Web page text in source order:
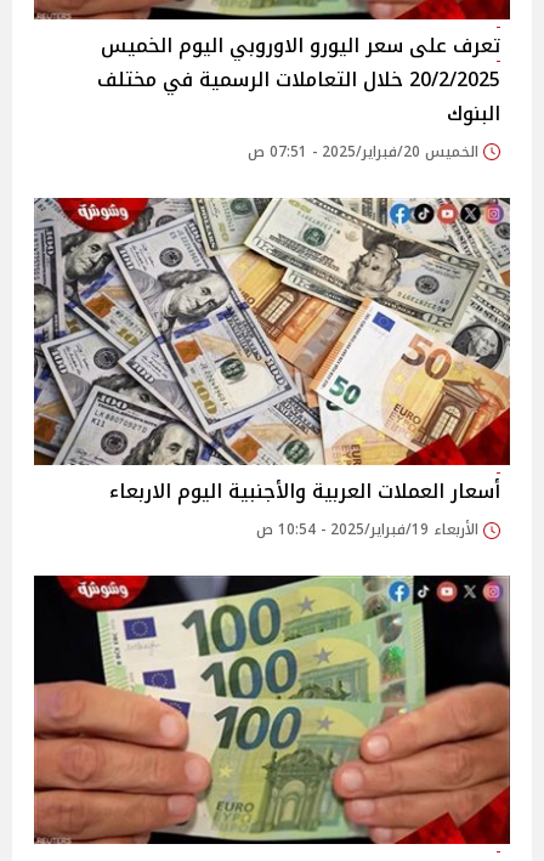
تعرف على سعر اليورو الاوروبي اليوم الخميس
20/2/2025 خلال التعاملات الرسمية في مختلف
البنوك
الخميس 20/فبراير/2025 - 07:51 ص
أسعار العملات العربية والأجنبية اليوم الاربعاء
الأربعاء 19/فبراير/2025 - 10:54 ص